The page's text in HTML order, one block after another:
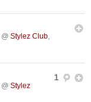
@ Stylez Club,
1
@ Stylez